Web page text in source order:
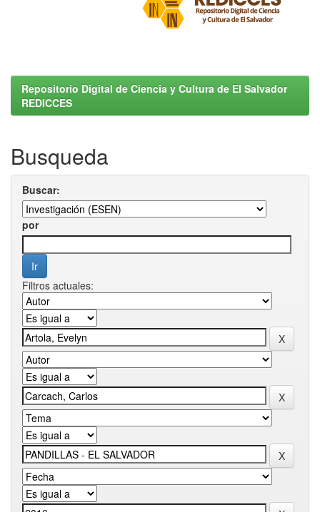
Repositorio Digital de Ciencia y Cultura de El Salvador
REDICCES
Busqueda
Buscar:
por
Filtros actuales: